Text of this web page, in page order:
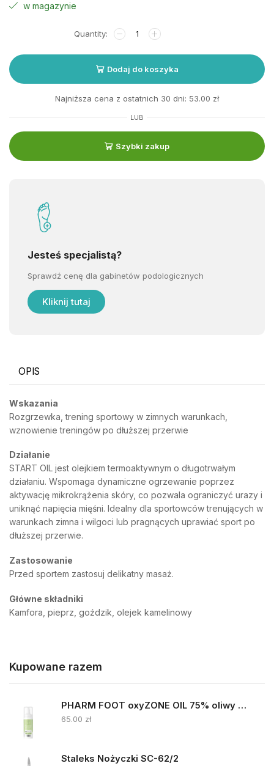
w magazynie
Dodaj do koszyka
Najniższa cena z ostatnich 30 dni: 53.00 zł
LUB
Szybki zakup
Jesteś specjalistą?
Sprawdź cenę dla gabinetów podologicznych
Kliknij tutaj
OPIS
Wskazania
Rozgrzewka, trening sportowy w zimnych warunkach,
wznowienie treningów po dłuższej przerwie
Działanie
START OIL jest olejkiem termoaktywnym o długotrwałym
działaniu. Wspomaga dynamiczne ogrzewanie poprzez
aktywację mikrokrążenia skóry, co pozwala ograniczyć urazy i
uniknąć napięcia mięśni. Idealny dla sportowców trenujących w
warunkach zimna i wilgoci lub pragnących uprawiać sport po
dłuższej przerwie.
Zastosowanie
Przed sportem zastosuj delikatny masaż.
Główne składniki
Kamfora, pieprz, goździk, olejek kamelinowy
Kupowane razem
PHARM FOOT oxyZONE OIL 75% oliwy ozonowanej i smocza krew 15ml
65.00 zł
Staleks Nożyczki SC-62/2